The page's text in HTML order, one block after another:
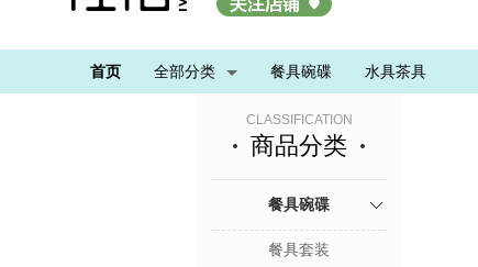
首页 全部分类 餐具碗碟 水具茶具
CLASSIFICATION
商品分类
餐具碗碟
餐具套装